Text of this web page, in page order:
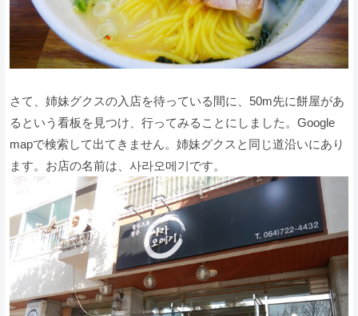
さて、姉妹グクスの入店を待っている間に、50m先に餅屋があ
るという看板を見つけ、行ってみることにしました。Google
mapで検索して出てきません。姉妹グクスと同じ道沿いにあり
ます。お店の名前は、사라오메기です。